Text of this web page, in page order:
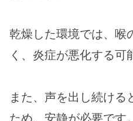
乾燥した環境では、喉
く、炎症が悪化する可
また、声を出し続ける